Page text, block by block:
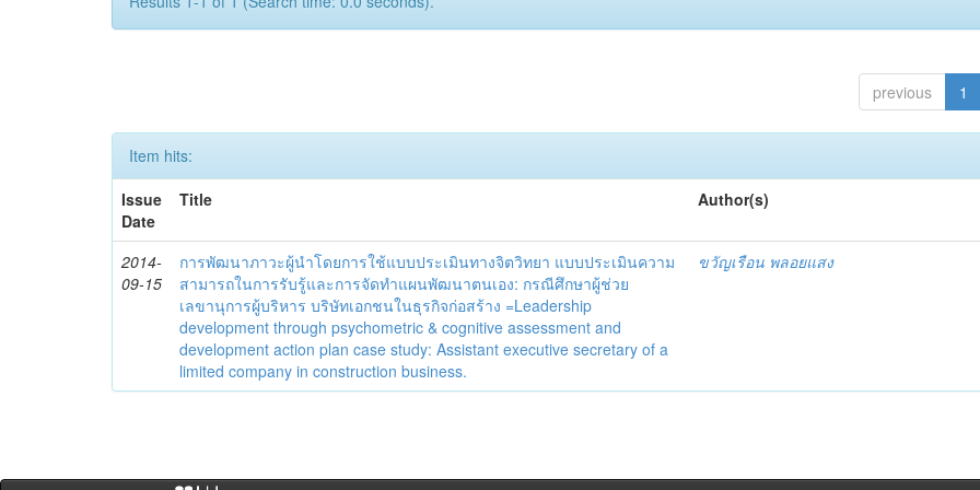
previous 1
Item hits:
Issue
Date
Title Author(s)
2014-
09-15
การพัฒนาภาวะผู้นำโดยการใช้แบบประเมินทางจิตวิทยา แบบประเมินความ
สามารถในการรับรู้และการจัดทำแผนพัฒนาตนเอง: กรณีศึกษาผู้ช่วย
เลขานุการผู้บริหาร บริษัทเอกชนในธุรกิจก่อสร้าง =Leadership
development through psychometric & cognitive assessment and
development action plan case study: Assistant executive secretary of a
limited company in construction business.
ขวัญเรือน พลอยแสง